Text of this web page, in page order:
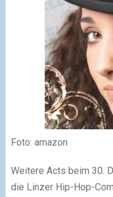
Foto: amazon
Weitere Acts beim 30.
die Linzer Hip-Hop-